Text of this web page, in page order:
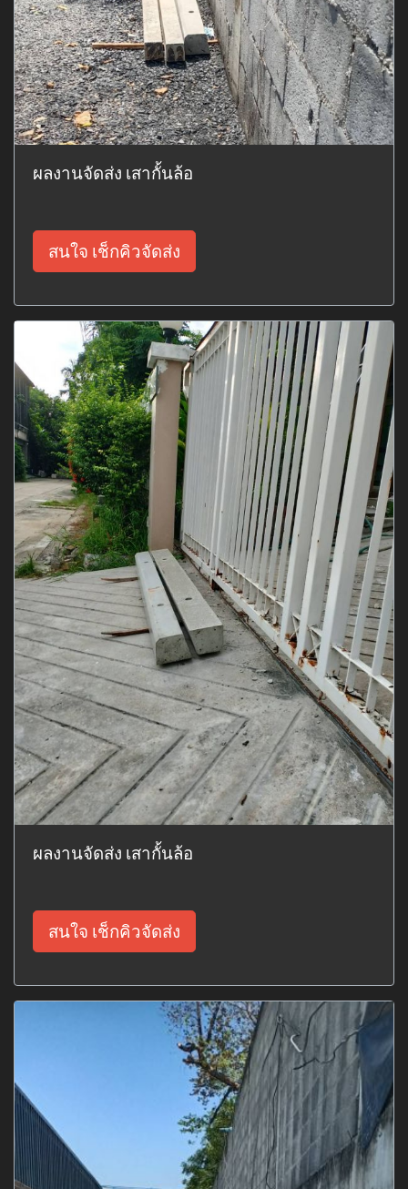
ผลงานจัดส่ง เสากั้นล้อ
สนใจ เช็กคิวจัดส่ง
ผลงานจัดส่ง เสากั้นล้อ
สนใจ เช็กคิวจัดส่ง